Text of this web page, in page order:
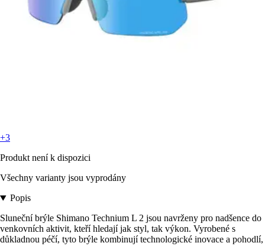
+3
Produkt není k dispozici
Všechny varianty jsou vyprodány
Popis
Sluneční brýle Shimano Technium L 2 jsou navrženy pro nadšence do
venkovních aktivit, kteří hledají jak styl, tak výkon. Vyrobené s
důkladnou péčí, tyto brýle kombinují technologické inovace a pohodlí,